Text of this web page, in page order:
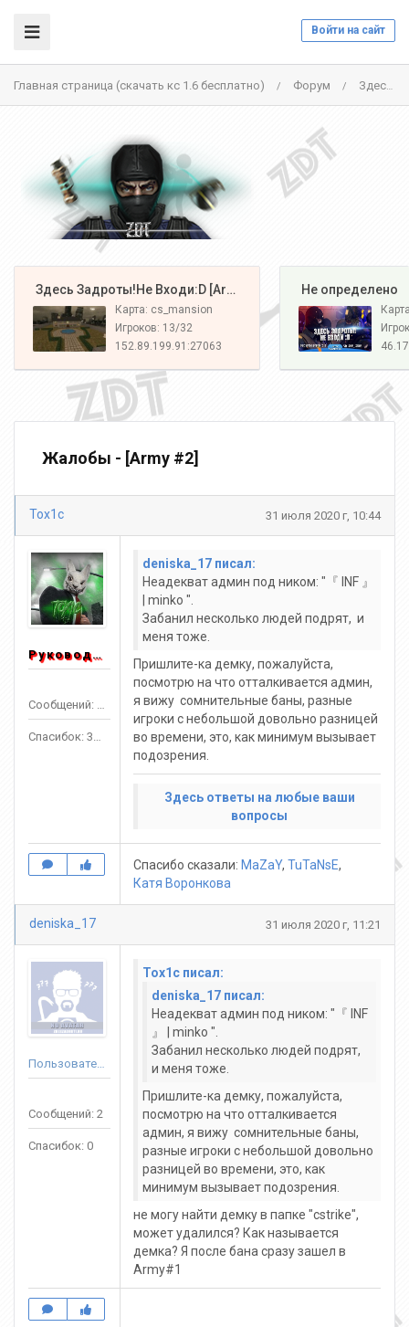
Войти на сайт
Главная страница (скачать кс 1.6 бесплатно) / Форум / Здесь Задроты!Не Входи:D [Army #2] - СЕРВЕР ЗАКРЫТ
️ Здесь Задроты!Не Входи:D [Army#1]
Карта: cs_mansion
Игроков: 13/32
152.89.199.91:27063
️ Не определено
Жалобы - [Army #2]
Tox1c 31 июля 2020 г, 10:44
Руководитель
Сообщений: 1553
Спасибок: 3303
deniska_17 писал:
Неадекват админ под ником: "『 INF 』
| minko ".
Забанил несколько людей подрят, и
меня тоже.
Пришлите-ка демку, пожалуйста,
посмотрю на что отталкивается админ,
я вижу сомнительные баны, разные
игроки с небольшой довольно разницей
во времени, это, как минимум вызывает
подозрения.
Здесь ответы на любые ваши
вопросы
Спасибо сказали: MaZaY, TuTaNsE,
Катя Воронкова
deniska_17 31 июля 2020 г, 11:21
Пользователь
Сообщений: 2
Спасибок: 0
Tox1c писал:
deniska_17 писал:
Неадекват админ под ником: "『 INF
』 | minko ".
Забанил несколько людей подрят,
и меня тоже.
Пришлите-ка демку, пожалуйста,
посмотрю на что отталкивается
админ, я вижу сомнительные баны,
разные игроки с небольшой довольно
разницей во времени, это, как
минимум вызывает подозрения.
не могу найти демку в папке "cstrike",
может удалился? Как называется
демка? Я после бана сразу зашел в
Army#1